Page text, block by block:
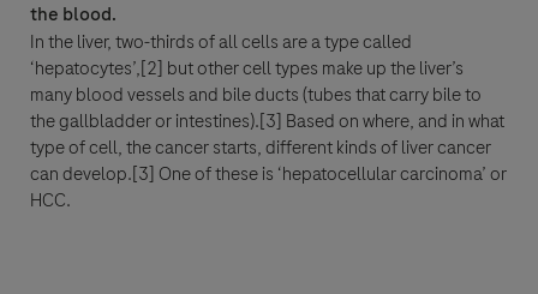
the blood.
In the liver, two-thirds of all cells are a type called
‘hepatocytes’,[2] but other cell types make up the liver’s
many blood vessels and bile ducts (tubes that carry bile to
the gallbladder or intestines).[3] Based on where, and in what
type of cell, the cancer starts, different kinds of liver cancer
can develop.[3] One of these is ‘hepatocellular carcinoma’ or
HCC.
Nom de famille
Adresse électronique
Détails sur le message
Sujet
When can we call you during (Free service) - Pacific Standard
When can we call you during (Free service) - Pacific Standard
Time?